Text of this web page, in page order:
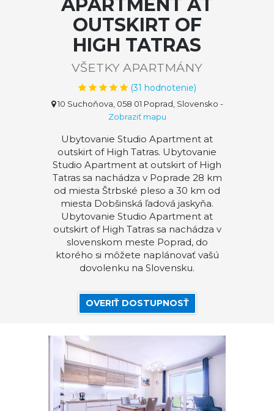
APARTMENT AT
OUTSKIRT OF
HIGH TATRAS
VŠETKY APARTMÁNY
(31 hodnotenie)
10 Suchoňova, 058 01 Poprad, Slovensko -
Zobraziť mapu
Ubytovanie Studio Apartment at
outskirt of High Tatras. Ubytovanie
Studio Apartment at outskirt of High
Tatras sa nachádza v Poprade 28 km
od miesta Štrbské pleso a 30 km od
miesta Dobšinská ľadová jaskyňa.
Ubytovanie Studio Apartment at
outskirt of High Tatras sa nachádza v
slovenskom meste Poprad, do
ktorého si môžete naplánovať vašú
dovolenku na Slovensku.
OVERIŤ DOSTUPNOSŤ